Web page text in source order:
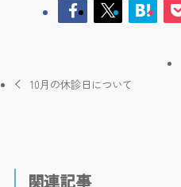
10月の休診日について
関連記事